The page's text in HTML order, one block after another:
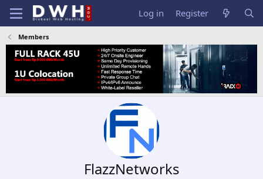
Log in Register
Members
FlazzNetworks